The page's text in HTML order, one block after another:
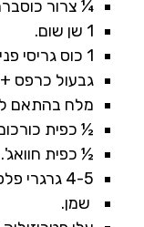
¼ צרור
1 שן שום.
1 כוס גריסי פנינה.
גבעול כרפס
מלח בהתאם
½ כפית
½ כפית חוואג'.
4-5 גרגרי פלפל אנגלי.
שמן.